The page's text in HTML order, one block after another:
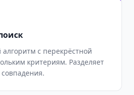
с перекрёстной
критериям. Разделяет